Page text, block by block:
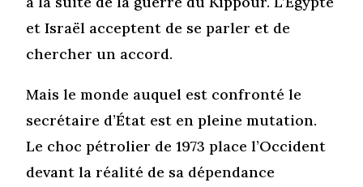
et Israël acceptent de se parler et de
chercher un accord.
Mais le monde auquel est confronté le
secrétaire d’État est en pleine mutation.
Le choc pétrolier de 1973 place l’Occident
devant la réalité de sa dépendance